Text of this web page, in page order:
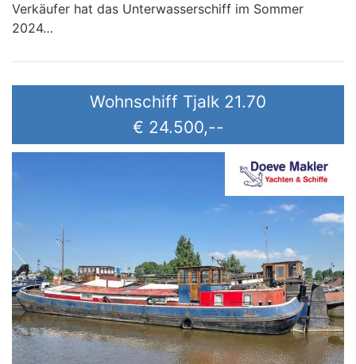
Verkäufer hat das Unterwasserschiff im Sommer
2024…
Wohnschiff Tjalk 21.70
€ 24.500,--